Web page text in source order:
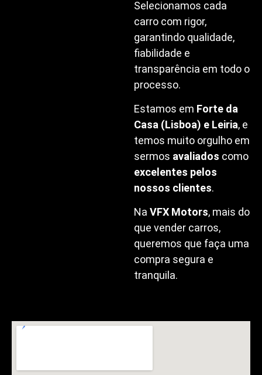
Selecionamos cada
carro com rigor,
garantindo qualidade,
fiabilidade e
transparência em todo o
processo.
Estamos em Forte da
Casa (Lisboa) e Leiria, e
temos muito orgulho em
sermos avaliados como
excelentes pelos
nossos clientes.
NaVFX Motors, mais do
que vender carros,
queremos que faça uma
compra segura e
tranquila.